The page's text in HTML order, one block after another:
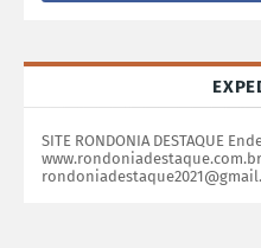
SITE RONDONIA DESTAQUE